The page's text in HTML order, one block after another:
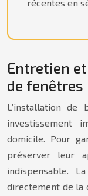
récentes en
Entretien
de fenêtres
L’installation de
investissement
domicile. Pour
préserver leur
indispensable.
directement de la